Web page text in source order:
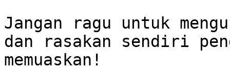
Jangan ragu untuk
dan rasakan sendiri
memuaskan!